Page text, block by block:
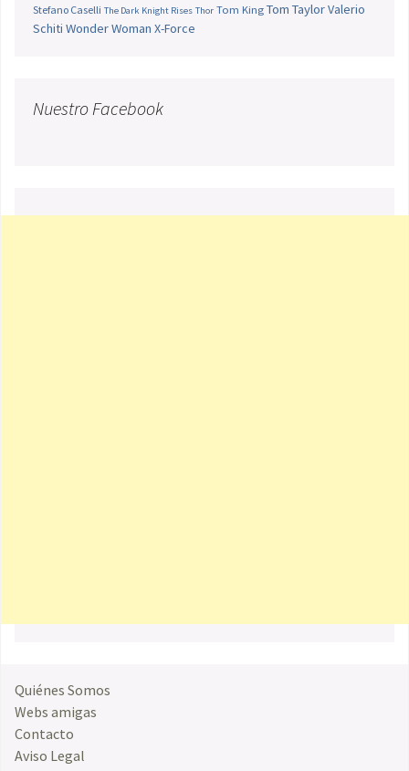
Stefano Caselli The Dark Knight Rises Thor Tom King Tom TaylorValerio
Schiti Wonder Woman X-Force
Nuestro Facebook
Quiénes Somos
Webs amigas
Contacto
Aviso Legal